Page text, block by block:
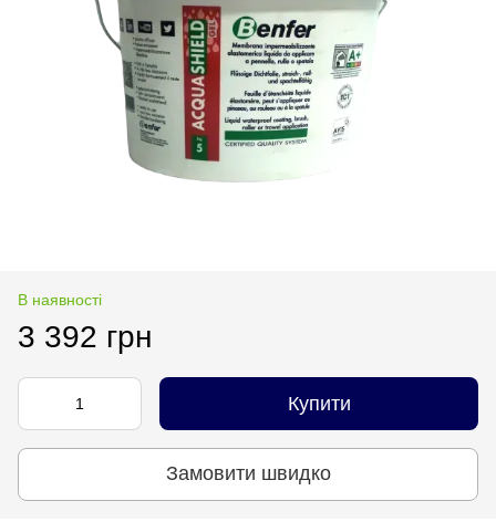
В наявності
3 392 грн
Купити
Замовити швидко